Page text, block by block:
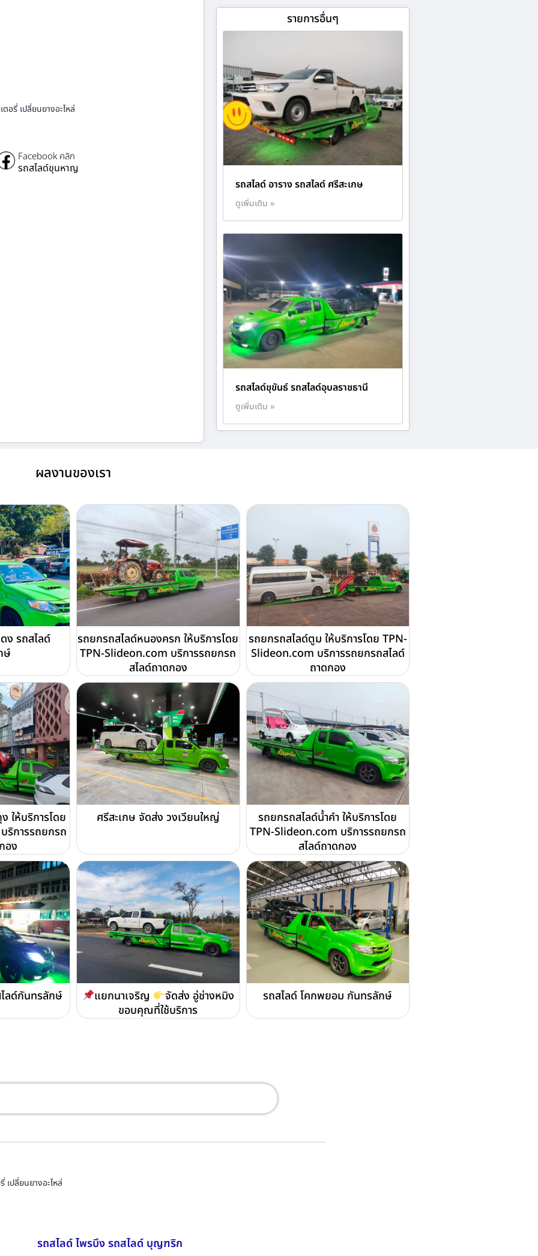
อรี่ เปลี่ยนยางอะไหล่
Facebook คลิก
รถสไลด์ขุนหาญ
รายการอื่นๆ
รถสไลด์ อาราง รถสไลด์ ศรีสะเกษ
ดูเพิ่มเติม »
รถสไลด์ขุขันธ์ รถสไลด์อุบลราชธานี
ดูเพิ่มเติม »
ผลงานของเรา
ง รถสไลด์
ษ์
รถยกรถสไลด์หนองครก ให้บริการโดย
TPN-Slideon.com บริการรถยกรถ
สไลด์ถาดกอง
รถยกรถสไลด์ตูม ให้บริการโดย TPN-
Slideon.com บริการรถยกรถสไลด์
ถาดกอง
ให้บริการโดย
ริการรถยกรถ
อง
ศรีสะเกษ จัดส่ง วงเวียนใหญ่
รถยกรถสไลด์น้ำคำ ให้บริการโดย
TPN-Slideon.com บริการรถยกรถ
สไลด์ถาดกอง
ลด์กันทรลักษ์ แยกนาเจริญ
จัดส่ง อู่ช่างหมิง
ขอบคุณที่ใช้บริการ
รถสไลด์ โคกพยอม กันทรลักษ์
ปลี่ยนยางอะไหล่
รถสไลด์ ไพรบึง รถสไลด์ บุญฑริก